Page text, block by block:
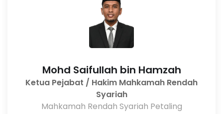
Mohd Saifullah bin Hamzah
Ketua Pejabat / Hakim Mahkamah Rendah
Syariah
Mahkamah Rendah Syariah Petaling